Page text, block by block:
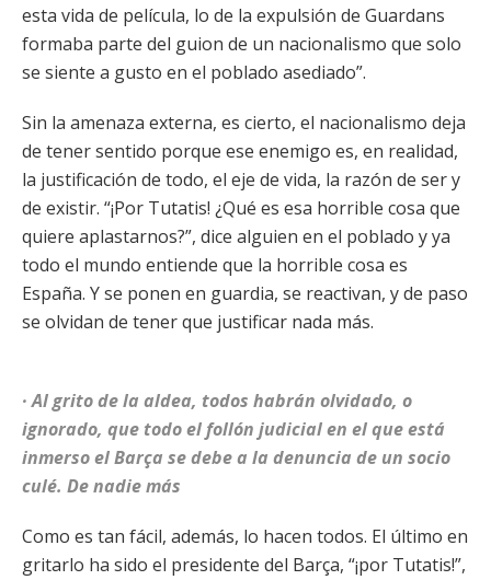
esta vida de película, lo de la expulsión de Guardans
formaba parte del guion de un nacionalismo que solo
se siente a gusto en el poblado asediado”.
Sin la amenaza externa, es cierto, el nacionalismo deja
de tener sentido porque ese enemigo es, en realidad,
la justificación de todo, el eje de vida, la razón de ser y
de existir. “¡Por Tutatis! ¿Qué es esa horrible cosa que
quiere aplastarnos?”, dice alguien en el poblado y ya
todo el mundo entiende que la horrible cosa es
España. Y se ponen en guardia, se reactivan, y de paso
se olvidan de tener que justificar nada más.
· Al grito de la aldea, todos habrán olvidado, o
ignorado, que todo el follón judicial en el que está
inmerso el Barça se debe a la denuncia de un socio
culé. De nadie más
Como es tan fácil, además, lo hacen todos. El último en
gritarlo ha sido el presidente del Barça, “¡por Tutatis!”,